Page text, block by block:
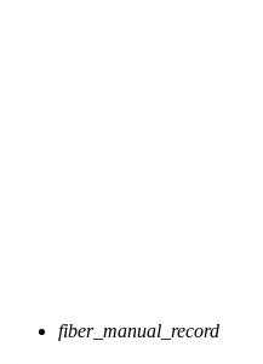
fiber_manual_record